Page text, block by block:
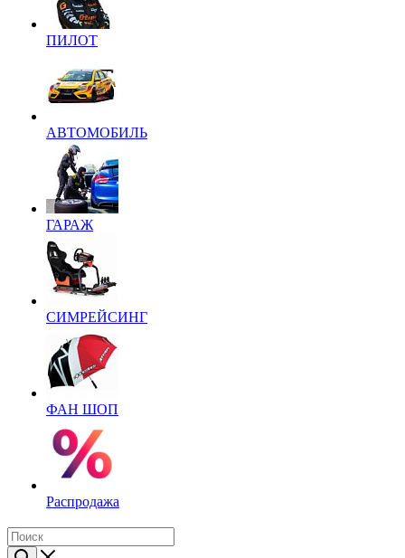
ПИЛОТ
АВТОМОБИЛЬ
ГАРАЖ
СИМРЕЙСИНГ
ФАН ШОП
Распродажа